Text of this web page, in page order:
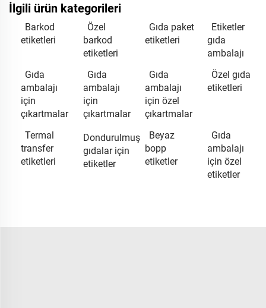
İlgili ürün kategorileri
Barkod
etiketleri
Özel
barkod
etiketleri
Gıda paket
etiketleri
Etiketler
gıda
ambalajı
Gıda
ambalajı
için
çıkartmalar
Gıda
ambalajı
için
çıkartmalar
Gıda
ambalajı
için özel
çıkartmalar
Özel gıda
etiketleri
Termal
transfer
etiketleri
Dondurulmuş
gıdalar için
etiketler
Beyaz
bopp
etiketler
Gıda
ambalajı
için özel
etiketler